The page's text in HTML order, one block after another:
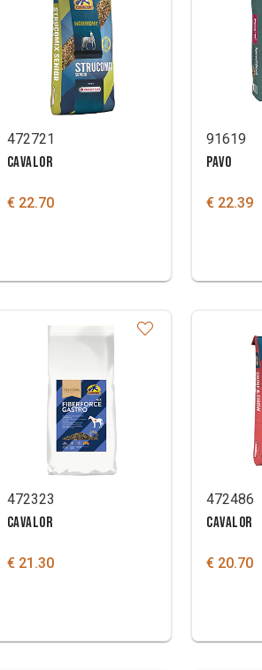
472721
CAVALOR
€ 22.70
91619
PAVO
€ 22.39
472323
CAVALOR
€ 21.30
472486
CAVALOR
€ 20.70